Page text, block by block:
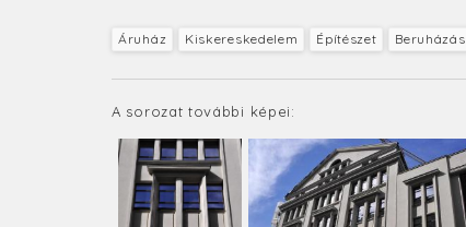
Áruház Kiskereskedelem Építészet Beruházás
A sorozat további képei: